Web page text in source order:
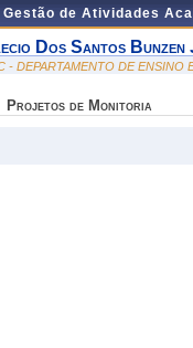
de Atividades
Dos Santos Bunzen
- DEPARTAMENTO DE ENSINO
Projetos de Monitoria